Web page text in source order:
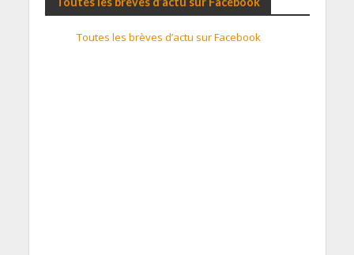
Toutes les brèves d’actu sur Facebook